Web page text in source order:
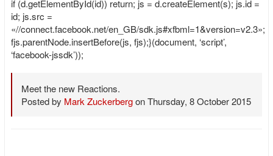
if (d.getElementById(id)) return; js = d.createElement(s); js.id =
id; js.src =
«//connect.facebook.net/en_GB/sdk.js#xfbml=1&version=v2.3»;
fjs.parentNode.insertBefore(js, fjs);}(document, ‘script’,
‘facebook-jssdk’));
Meet the new Reactions.
Posted by Mark Zuckerbergon Thursday, 8 October 2015